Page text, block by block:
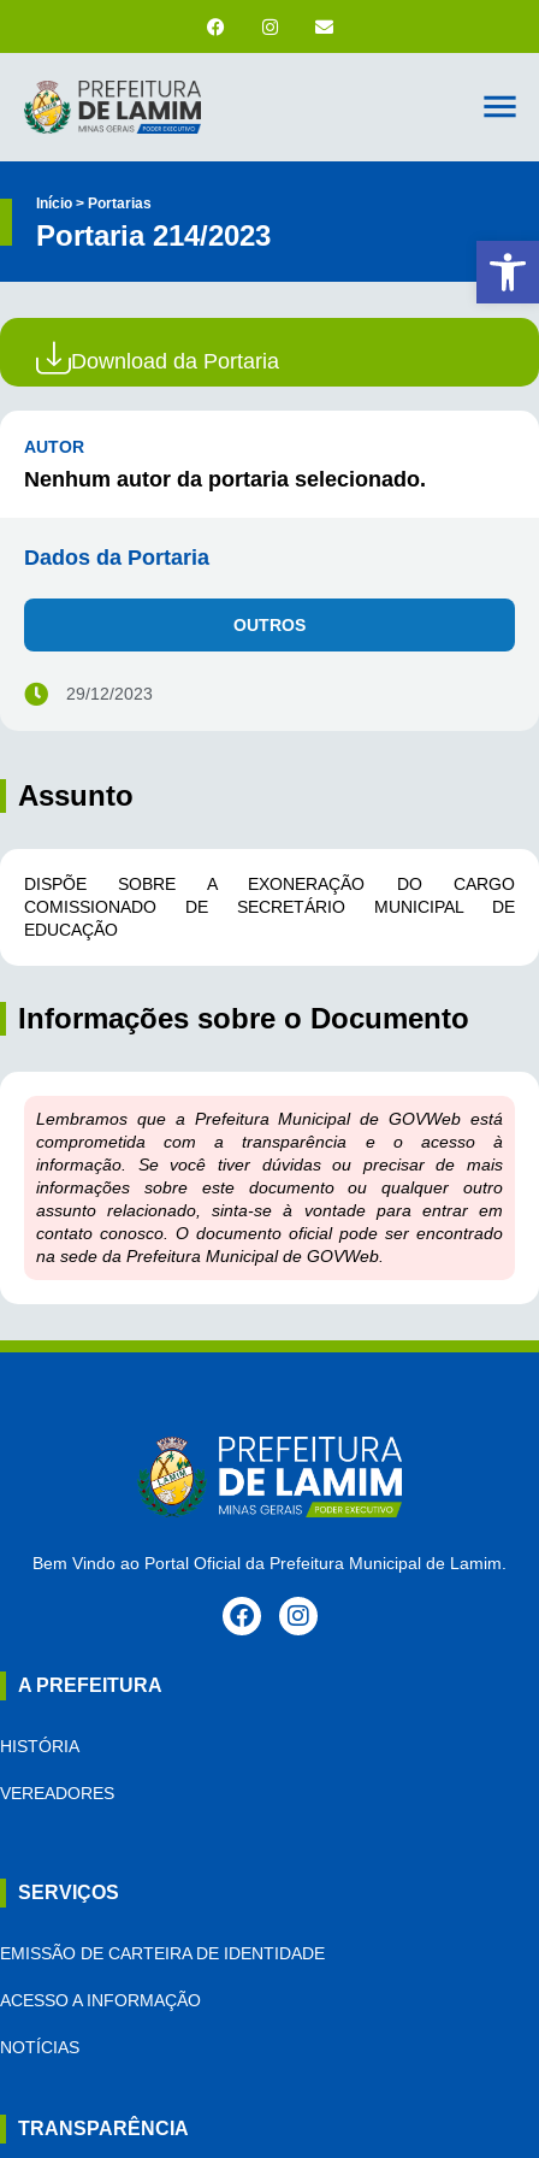
Início > Portarias
Portaria 214/2023
Download da Portaria
AUTOR
Nenhum autor da portaria selecionado.
Dados da Portaria
OUTROS
29/12/2023
Assunto
DISPÕE SOBRE A EXONERAÇÃO DO CARGO
COMISSIONADO DE SECRETÁRIO MUNICIPAL DE
EDUCAÇÃO
Informações sobre o Documento
Lembramos que a Prefeitura Municipal de GOVWeb está
comprometida com a transparência e o acesso à
informação. Se você tiver dúvidas ou precisar de mais
informações sobre este documento ou qualquer outro
assunto relacionado, sinta-se à vontade para entrar em
contato conosco. O documento oficial pode ser encontrado
na sede da Prefeitura Municipal de GOVWeb.
Bem Vindo ao Portal Oficial da Prefeitura Municipal de Lamim.
A PREFEITURA
HISTÓRIA
VEREADORES
SERVIÇOS
EMISSÃO DE CARTEIRA DE IDENTIDADE
ACESSO A INFORMAÇÃO
NOTÍCIAS
TRANSPARÊNCIA